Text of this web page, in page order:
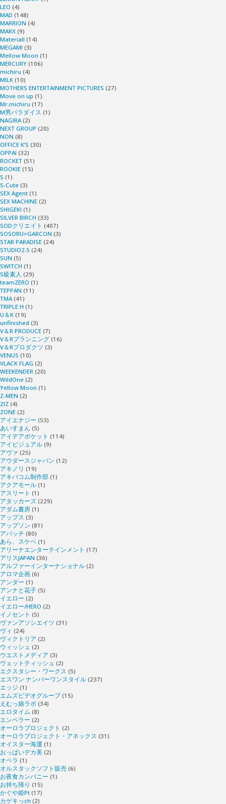
LEO (4)
MAD (148)
MARRION (4)
MARX (9)
Materiall (14)
MEGAMI (3)
Mellow Moon (1)
MERCURY (106)
michiru (4)
MILK (10)
MOTHERS ENTERTAINMENT PICTURES (27)
Move on up (1)
Mr.michiru (17)
M男パラダイス (1)
NAGIRA(2)
NEXT GROUP (20)
NON (8)
OFFICE K’S (30)
OPPAI (32)
ROCKET (51)
ROOKIE (15)
S (1)
S-Cute (3)
SEX Agent (1)
SEX MACHINE (2)
SHIGEKI (1)
SILVER BIRCH (33)
SODクリエイト (407)
SOSORU×GARCON (3)
STAR PARADISE (24)
STUDIO2.5 (24)
SUN (5)
SWITCH (1)
S級素人 (29)
teamZERO (1)
TEPPAN (11)
TMA(41)
TRIPLE H (1)
U＆K (19)
unfinished (3)
V＆R PRODUCE (7)
V＆Rプランニング (16)
V＆Rプロダクツ (3)
VENUS (10)
VLACK FLAG (2)
WEEKENDER (20)
WildOne (2)
Yellow Moon (1)
Z-MEN (2)
ZIZ (4)
ZONE (2)
アイエナジー (53)
あいすまん (5)
アイデアポケット (114)
アイビジュアル (9)
アヴァ (25)
アウダースジャパン (12)
アキノリ (19)
アキバコム制作部 (1)
アクアモール (1)
アスリート (1)
アタッカーズ (229)
アダム書房 (1)
アップス (3)
アップソン (81)
アパッチ (80)
あら、スケベ (1)
アリーナエンターテインメント (17)
アリスJAPAN (36)
アルファーインターナショナル (2)
アロマ企画 (6)
アンダー (1)
アンナと花子 (5)
イエロー (2)
イエロー/HERO (2)
イノセント (5)
ヴァンアソシエイツ (31)
ヴィ (24)
ヴィクトリア (2)
ウィッシュ (2)
ウエストメディア (3)
ウェットティッシュ (2)
エクスタシー・ワークス (5)
エスワン ナンバーワンスタイル (237)
エッジ (1)
エムズビデオグループ(15)
えむっ娘ラボ (34)
エロタイム (8)
エンペラー (2)
オーロラプロジェクト (2)
オーロラプロジェクト・アネックス (31)
オイスター海運 (1)
おっぱいデカ美 (2)
オペラ (1)
オルスタックソフト販売 (6)
お夜食カンパニー (1)
お持ち帰り (15)
かぐや姫Pt (17)
カゲキっch (2)